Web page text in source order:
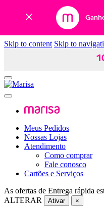
Skip to content Skip to
Meus Pedidos
Nossas Lojas
Atendimento
Como comprar
Fale conosco
Cartões e Serviços
As ofertas de Entrega rápida
ALTERAR
Ativar ×